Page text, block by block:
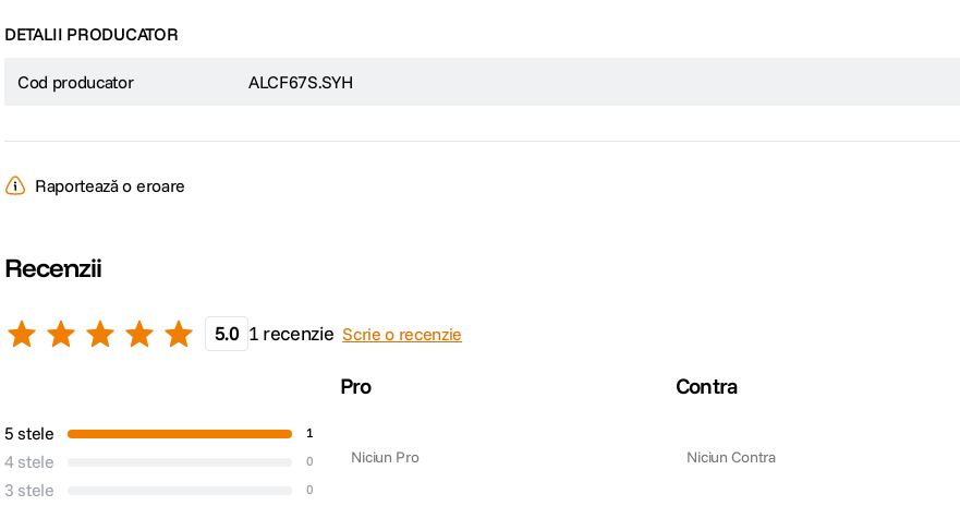
DETALII PRODUCATOR
Cod producator ALCF67S.SYH
Raportează o eroare
Recenzii
5.0 1 recenzie Scrie o recenzie
5 stele 1
4 stele 0
3 stele 0
Pro
Niciun Pro
Contra
Niciun Contra